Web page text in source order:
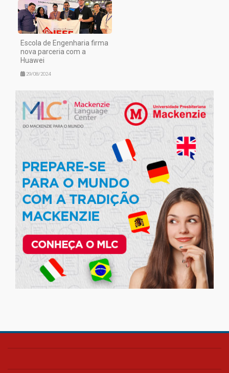
Escola de Engenharia firma
nova parceria com a
Huawei
29/08/2024